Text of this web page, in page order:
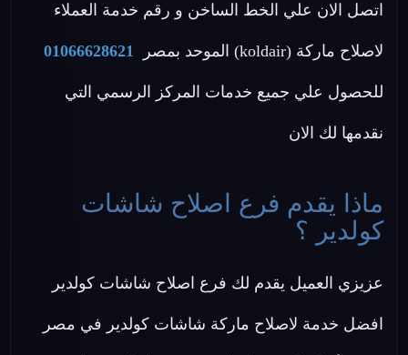
اتصل الان علي الخط الساخن و رقم خدمة العملاء
لاصلاح ماركة (koldair) الموحد بمصر 01066628621
للحصول علي جميع خدمات المركز الرسمي التي
نقدمها لك الان
ماذا يقدم فرع اصلاح شاشات
كولدير ؟
عزيزي العميل يقدم لك فرع اصلاح شاشات كولدير
افضل خدمة لاصلاح ماركة شاشات كولدير في مصر